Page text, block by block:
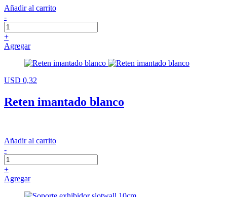
Añadir al carrito
-
+
Agregar
USD 0,32
Reten imantado blanco
Añadir al carrito
-
+
Agregar